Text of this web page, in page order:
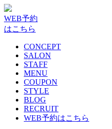
WEB予約
はこちら
CONCEPT
SALON
STAFF
MENU
COUPON
STYLE
BLOG
RECRUIT
WEB予約はこちら